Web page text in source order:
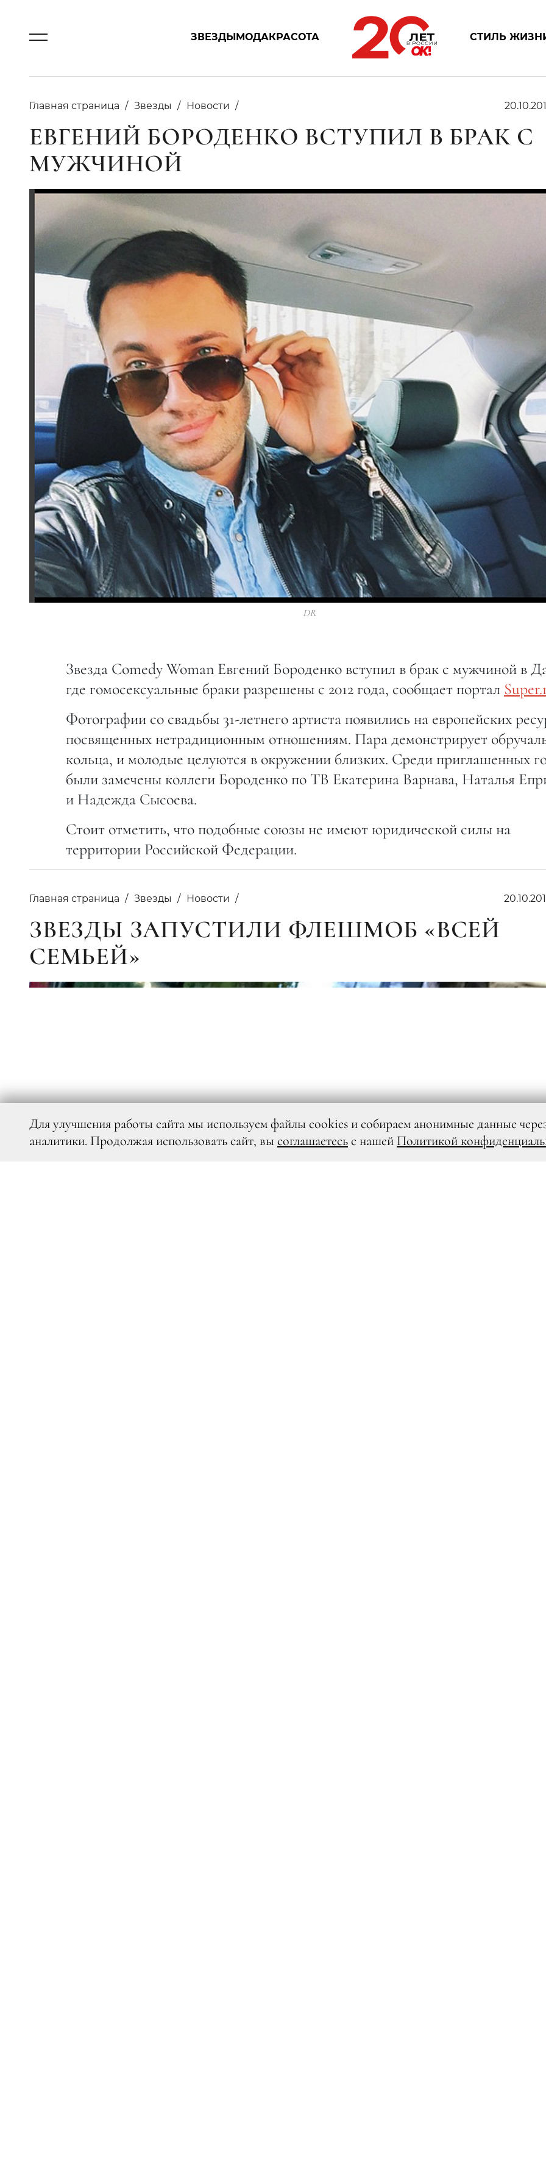
ЗВЕЗДЫМОДАКРАСОТА СТИЛЬ
Главная страница Звезды Новости
ЕВГЕНИЙ БОРОДЕНКО ВСТУПИЛ В БРАК С
МУЖЧИНОЙ
DR
Звезда Comedy Woman Евгений Бороденко вступил в брак с мужчиной в
где гомосексуальные браки разрешены с 2012 года, сообщает портал
Фотографии со свадьбы 31-летнего артиста появились на европейских
посвященных нетрадиционным отношениям. Пара демонстрирует
кольца, и молодые целуются в окружении близких. Среди приглашенных
были замечены коллеги Бороденко по ТВ Екатерина Варнава, Наталья
и Надежда Сысоева.
Стоит отметить, что подобные союзы не имеют юридической силы на
территории Российской Федерации.
Главная страница Звезды Новости
ЗВЕЗДЫ ЗАПУСТИЛИ ФЛЕШМОБ «ВСЕЙ
СЕМЬЕЙ»
Для улучшения работы сайта мы используем файлы cookies и собираем анонимные данные
аналитики. Продолжая использовать сайт, вы соглашаетесьс нашей Политикой